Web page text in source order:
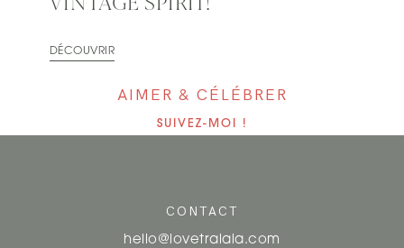
VINTAGE SPIRIT!
DÉCOUVRIR
AIMER & CÉLÉBRER
SUIVEZ-MOI !
CONTACT
hello@lovetralala.com